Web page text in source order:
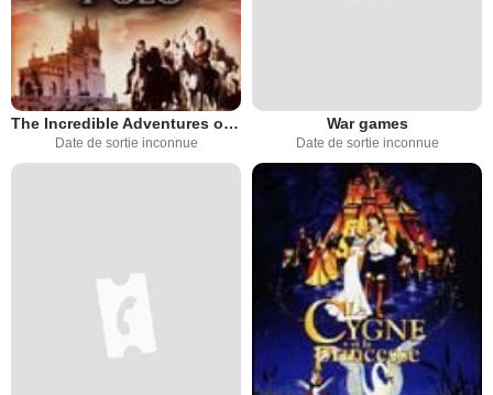
The Incredible Adventures of Marco Polo
Date de sortie inconnue
War games
Date de sortie inconnue